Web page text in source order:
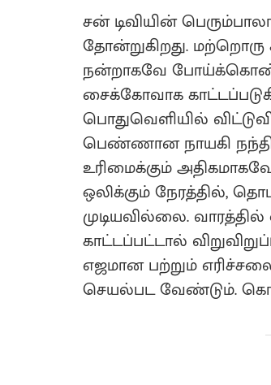
சன் டிவியின்
தோன்றுகிறது. மற்றொரு
நன்றாகவே
சைக்கோவாக
பொதுவெளியில்
பெண்ணான நாயகி
உரிமைக்கும்
ஒலிக்கும் நேரத்தில்,
முடியவில்லை.
காட்டப்பட்டால்
எஜமான பற்றும்
செயல்பட வேண்டும்.